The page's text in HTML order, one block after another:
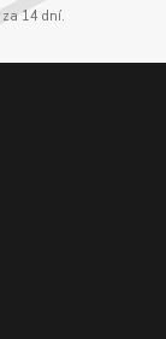
14 dní.